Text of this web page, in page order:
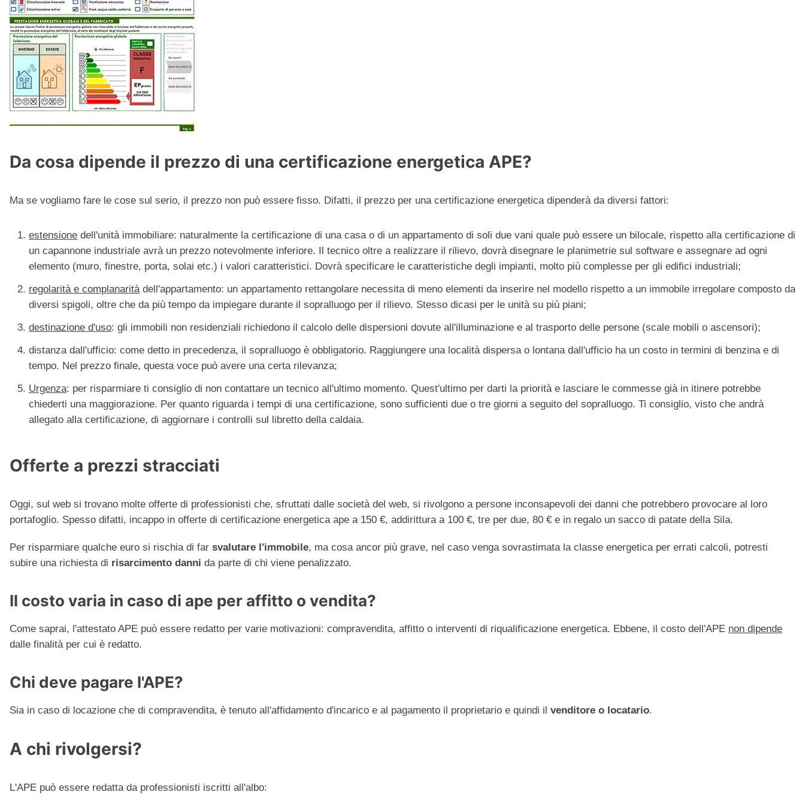
Da cosa dipende il prezzo di una certificazione energetica APE?
Ma se vogliamo fare le cose sul serio, il prezzo non può essere fisso. Difatti, il prezzo per una certificazione energetica dipenderà da diversi fattori:
estensione dell'unità immobiliare: naturalmente la certificazione di una casa o di un appartamento di soli due vani quale può essere un bilocale, rispetto alla certificazione di
un capannone industriale avrà un prezzo notevolmente inferiore. Il tecnico oltre a realizzare il rilievo, dovrà disegnare le planimetrie sul software e assegnare ad ogni
elemento (muro, finestre, porta, solai etc.) i valori caratteristici. Dovrà specificare le caratteristiche degli impianti, molto più complesse per gli edifici industriali;
regolarità e complanaritàdell'appartamento: un appartamento rettangolare necessita di meno elementi da inserire nel modello rispetto a un immobile irregolare composto da
diversi spigoli, oltre che da più tempo da impiegare durante il sopralluogo per il rilievo. Stesso dicasi per le unità su più piani;
destinazione d'uso: gli immobili non residenziali richiedono il calcolo delle dispersioni dovute all'illuminazione e al trasporto delle persone (scale mobili o ascensori);
distanza dall'ufficio: come detto in precedenza, il sopralluogo è obbligatorio. Raggiungere una località dispersa o lontana dall'ufficio ha un costo in termini di benzina e di
tempo. Nel prezzo finale, questa voce può avere una certa rilevanza;
Urgenza: per risparmiare ti consiglio di non contattare un tecnico all'ultimo momento. Quest'ultimo per darti la priorità e lasciare le commesse già in itinere potrebbe
chiederti una maggiorazione. Per quanto riguarda i tempi di una certificazione, sono sufficienti due o tre giorni a seguito del sopralluogo. Ti consiglio, visto che andrà
allegato alla certificazione, di aggiornare i controlli sul libretto della caldaia.
Offerte a prezzi stracciati
Oggi, sul web si trovano molte offerte di professionisti che, sfruttati dalle società del web, si rivolgono a persone inconsapevoli dei danni che potrebbero provocare al loro
portafoglio. Spesso difatti, incappo in offerte di certificazione energetica ape a 150 €, addirittura a 100 €, tre per due, 80 € e in regalo un sacco di patate della Sila.
Per risparmiare qualche euro si rischia di far svalutare l'immobile, ma cosa ancor più grave, nel caso venga sovrastimata la classe energetica per errati calcoli, potresti
subire una richiesta di risarcimento danni da parte di chi viene penalizzato.
Il costo varia in caso di ape per affitto o vendita?
Come saprai, l'attestato APE può essere redatto per varie motivazioni: compravendita, affitto o interventi di riqualificazione energetica. Ebbene, il costo dell'APE non dipende
dalle finalità per cui è redatto.
Chi deve pagare l'APE?
Sia in caso di locazione che di compravendita, è tenuto all'affidamento d'incarico e al pagamento il proprietario e quindi il venditore o locatario.
A chi rivolgersi?
L'APE può essere redatta da professionisti iscritti all'albo: